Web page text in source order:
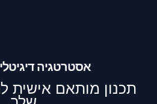
אסטרטגיה
תכנון מותאם